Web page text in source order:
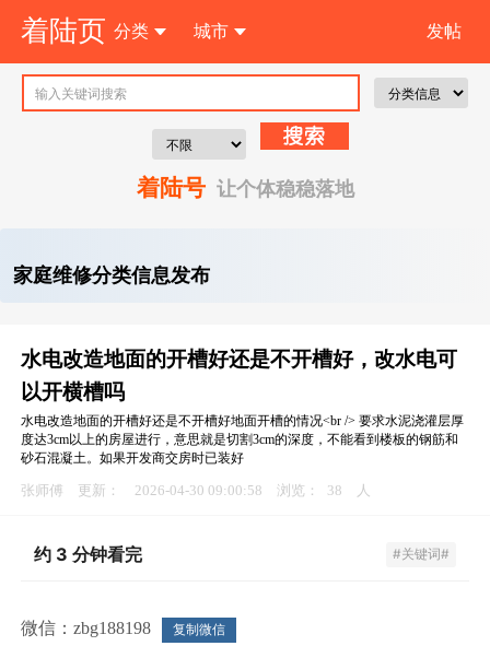
着陆页 分类 城市 发帖
注 册
着陆号让个体稳稳落地
家庭维修分类信息发布
水电改造地面的开槽好还是不开槽好，改水电可
以开横槽吗
水电改造地面的开槽好还是不开槽好地面开槽的情况<br /> 要求水泥浇灌层厚
度达3cm以上的房屋进行，意思就是切割3cm的深度，不能看到楼板的钢筋和
砂石混凝土。如果开发商交房时已装好
张师傅 更新： 2026-04-30 09:00:58 浏览： 38 人
约 3 分钟看完 #关键词#
微信：zbg188198 复制微信